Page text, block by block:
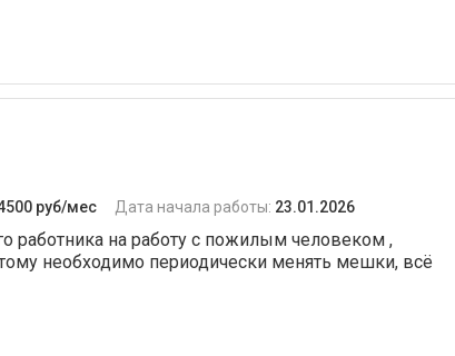
руб/мес Дата начала работы: 23.01.2026
работника на работу с пожилым человеком ,
необходимо периодически менять мешки, всё